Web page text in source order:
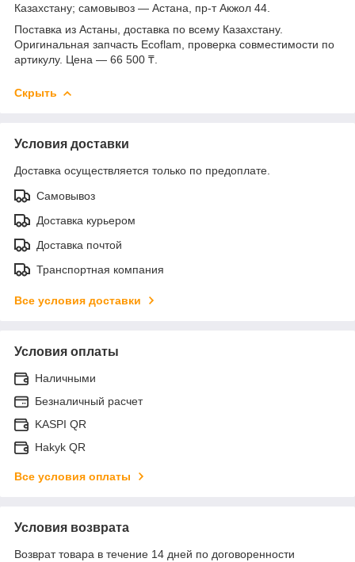
Казахстану; самовывоз — Астана, пр-т Акжол 44.
Поставка из Астаны, доставка по всему Казахстану.
Оригинальная запчасть Ecoflam, проверка совместимости по
артикулу. Цена — 66 500 ₸.
Скрыть
Условия доставки
Доставка осуществляется только по предоплате.
Самовывоз
Доставка курьером
Доставка почтой
Транспортная компания
Все условия доставки
Условия оплаты
Наличными
Безналичный расчет
KASPI QR
Hakyk QR
Все условия оплаты
Условия возврата
Возврат товара в течение 14 дней по договоренности